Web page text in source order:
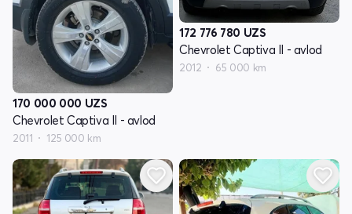
170 000 000 UZS
Chevrolet Captiva II - avlod
2011 125 000 km
172 776 780 UZS
Chevrolet Captiva II - avlod
2012 65 000 km